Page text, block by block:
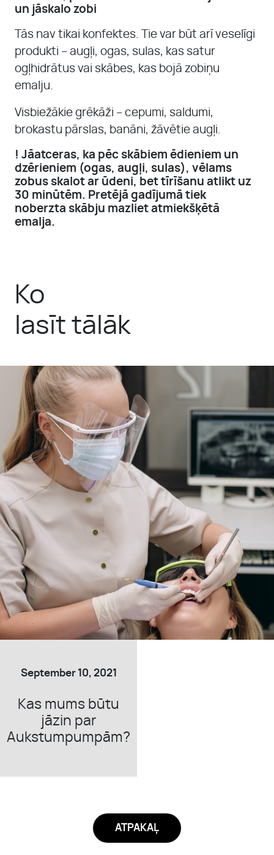
un jāskalo zobi
Tās nav tikai konfektes. Tie var būt arī veselīgi
produkti – augļi, ogas, sulas, kas satur
ogļhidrātus vai skābes, kas bojā zobiņu
emalju.
Visbiežākie grēkāži – cepumi, saldumi,
brokastu pārslas, banāni, žāvētie augļi.
! Jāatceras, ka pēc skābiem ēdieniem un
dzērieniem (ogas, augļi, sulas), vēlams
zobus skalot ar ūdeni, bet tīrīšanu atlikt uz
30 minūtēm. Pretējā gadījumā tiek
noberzta skābju mazliet atmiekšķētā
emalja.
Ko
lasīt tālāk
July 21, 2026
PRF vai Sculptra –
kuru procedūru
izvēlēties?
September 14, 2021
Zobu Balināšana –
Kas Jāzina?
September 10, 2021
Kas mums būtu
jāzin par
Aukstumpumpām?
ATPAKAĻ